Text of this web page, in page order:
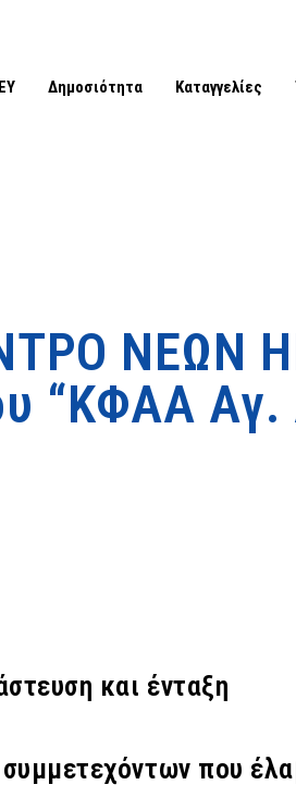
Δημοσιότητα Καταγγελίες
ΝΕΩΝ
“ΚΦΑΑ Αγ.
και ένταξη
που